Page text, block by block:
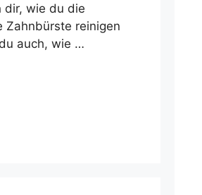
dir, wie du die
Zahnbürste reinigen
auch, wie …